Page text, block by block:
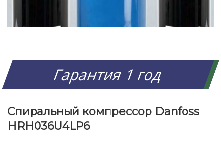
Гарантия 1 год
Спиральный компрессор Danfoss
HRH036U4LP6